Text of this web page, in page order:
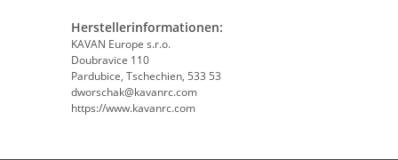
Herstellerinformationen:
KAVAN Europe s.r.o.
Doubravice 110
Pardubice, Tschechien, 533 53
dworschak@kavanrc.com
https://www.kavanrc.com